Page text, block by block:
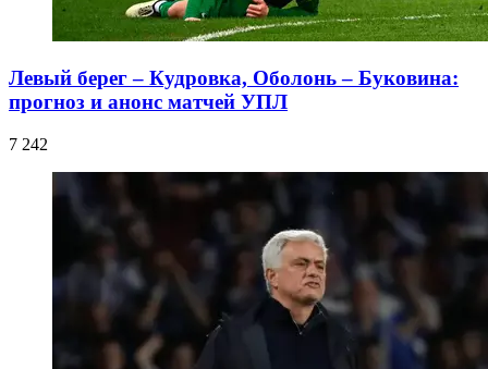
Левый берег – Кудровка, Оболонь – Буковина:
прогноз и анонс матчей УПЛ
7 242